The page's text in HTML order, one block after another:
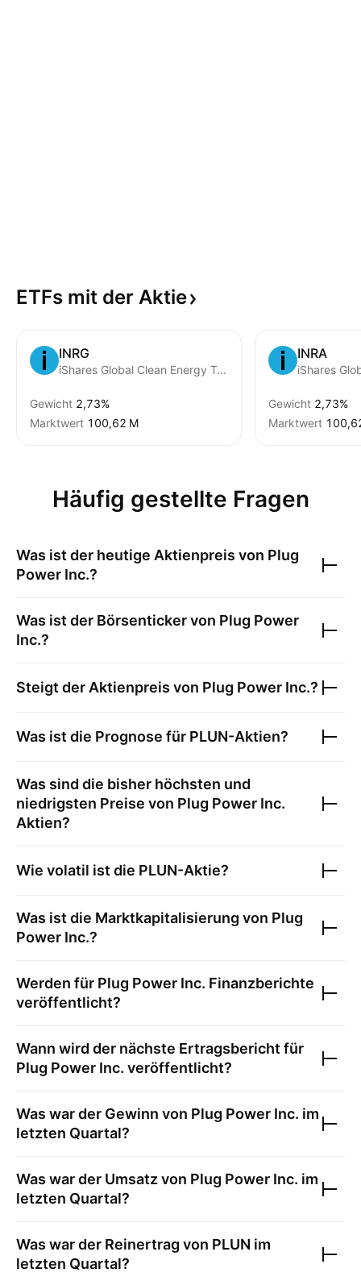
ETFs mit der Aktie
INRG
iShares Global Clean Energy Transition UCITS ETD USD
Gewicht 2,73%
Marktwert ‪100,62 M‬
INRA
Gewicht 2,73%
Marktwert
Häufig gestellte Fragen
Was ist der heutige Aktienpreis von Plug
Power Inc.?
Was ist der Börsenticker von Plug Power
Inc.?
Steigt der Aktienpreis von Plug Power Inc.?
Was ist die Prognose für PLUN-Aktien?
Was sind die bisher höchsten und
niedrigsten Preise von Plug Power Inc.
Aktien?
Wie volatil ist die PLUN-Aktie?
Was ist die Marktkapitalisierung von Plug
Power Inc.?
Werden für Plug Power Inc. Finanzberichte
veröffentlicht?
Wann wird der nächste Ertragsbericht für
Plug Power Inc. veröffentlicht?
Was war der Gewinn von Plug Power Inc. im
letzten Quartal?
Was war der Umsatz von Plug Power Inc. im
letzten Quartal?
Was war der Reinertrag von PLUN im
letzten Quartal?